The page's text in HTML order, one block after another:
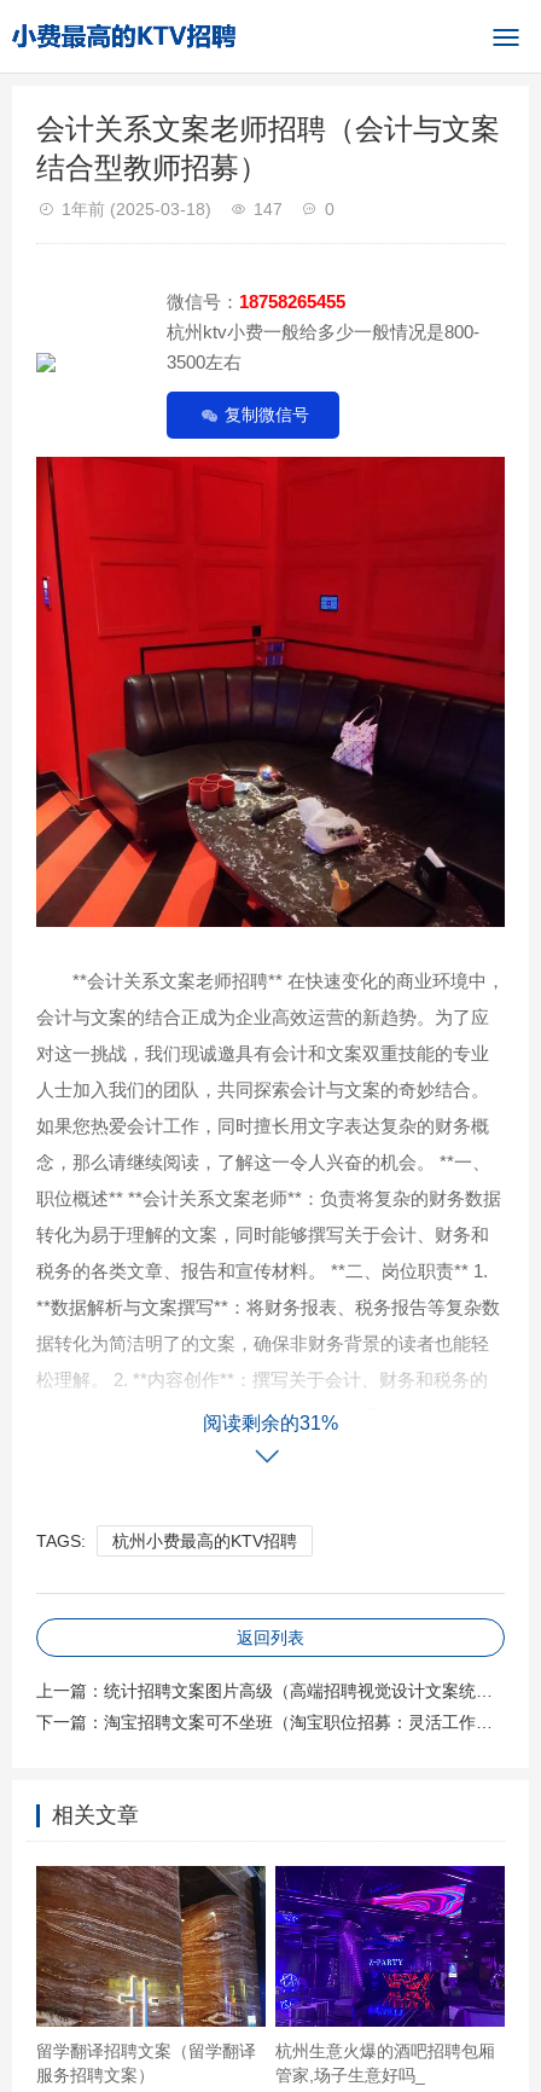
会计关系文案老师招聘（会计与文案
结合型教师招募）
1年前 (2025-03-18) 147 0
微信号： 18758265455
杭州ktv小费一般给多少一般情况是800-
3500左右
复制微信号
**会计关系文案老师招聘** 在快速变化的商业环境中，
会计与文案的结合正成为企业高效运营的新趋势。为了应
对这一挑战，我们现诚邀具有会计和文案双重技能的专业
人士加入我们的团队，共同探索会计与文案的奇妙结合。
如果您热爱会计工作，同时擅长用文字表达复杂的财务概
念，那么请继续阅读，了解这一令人兴奋的机会。 **一、
职位概述** **会计关系文案老师**：负责将复杂的财务数据
转化为易于理解的文案，同时能够撰写关于会计、财务和
税务的各类文章、报告和宣传材料。 **二、岗位职责** 1.
**数据解析与文案撰写**：将财务报表、税务报告等复杂数
据转化为简洁明了的文案，确保非财务背景的读者也能轻
松理解。 2. **内容创作**：撰写关于会计、财务和税务的
博客文章、白皮书、宣传册等，提升公司品牌形象。 3. **
培训与支持**：为销售团队和内部员工提供财务知识和产品
计、财务团队紧密合作，确保文案的准确性和时效性。 **
三、任职要求** 1. **教育背景**：本科及以上学历，会计、
财务、中文或相关文科专业毕业。 2. **专业技能**：具备
扎实的会计和财务知识，熟悉财务报表、税务法规等；具
的财务概念。 3. **工作经验**：至少3年以上会计或文案相
能够跨部门协作，有效推动项目进展。 5. **学习能力**：
我。 **四、我们提供** 1. **竞争力薪酬**：根据应聘者的经
验和能力，提供具有竞争力的薪资待遇。 2. **职业发展
**：提供丰富的内部培训资源，支持员工职业成长和晋升。
3. **工作环境**：舒适、开放的工作环境，鼓励创新思维和
团队协作。 4. **福利待遇**：五险一金、带薪年假、节日
福利等。 **五、应聘方式** 请将您的简历发送至
阅读剩余的31%
TAGS: 杭州小费最高的KTV招聘
返回列表
上一篇： 统计招聘文案图片高级（高端招聘视觉设计文案统计图）
下一篇： 淘宝招聘文案可不坐班（淘宝职位招募：灵活工作，不强制坐班）
相关文章
留学翻译招聘文案（留学翻译
服务招聘文案）
杭州生意火爆的酒吧招聘包厢
管家,场子生意好吗_